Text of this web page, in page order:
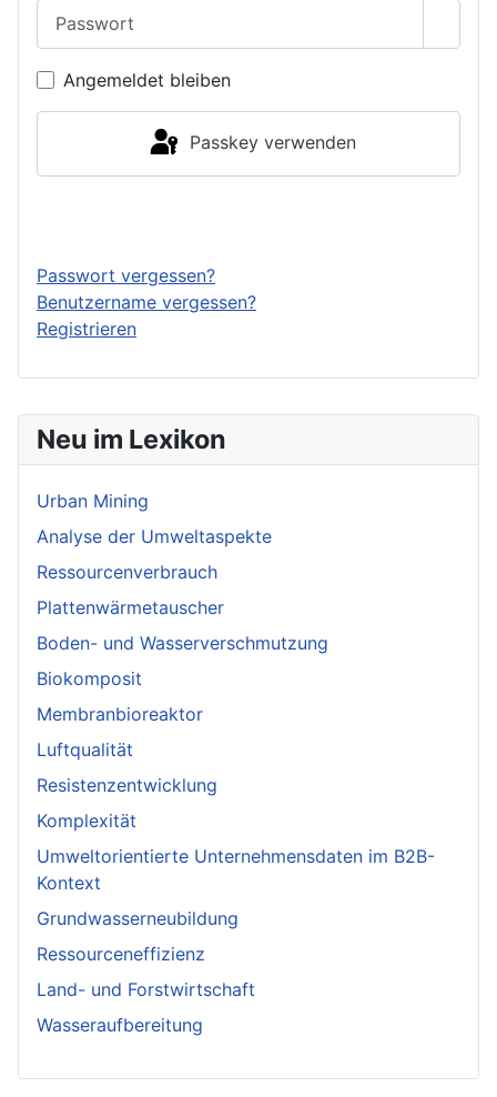
Neu im Lexikon
Urban Mining
Analyse der Umweltaspekte
Ressourcenverbrauch
Plattenwärmetauscher
Boden- und Wasserverschmutzung
Biokomposit
Membranbioreaktor
Luftqualität
Resistenzentwicklung
Komplexität
Umweltorientierte Unternehmensdaten im B2B-
Kontext
Grundwasserneubildung
Ressourceneffizienz
Land- und Forstwirtschaft
Wasseraufbereitung
Angemeldet bleiben
Passkey verwenden
Passwort vergessen?
Benutzername vergessen?
Registrieren